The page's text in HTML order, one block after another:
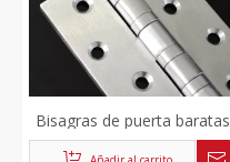
Bisagras de puerta baratas
de 102 mm Bisagras de